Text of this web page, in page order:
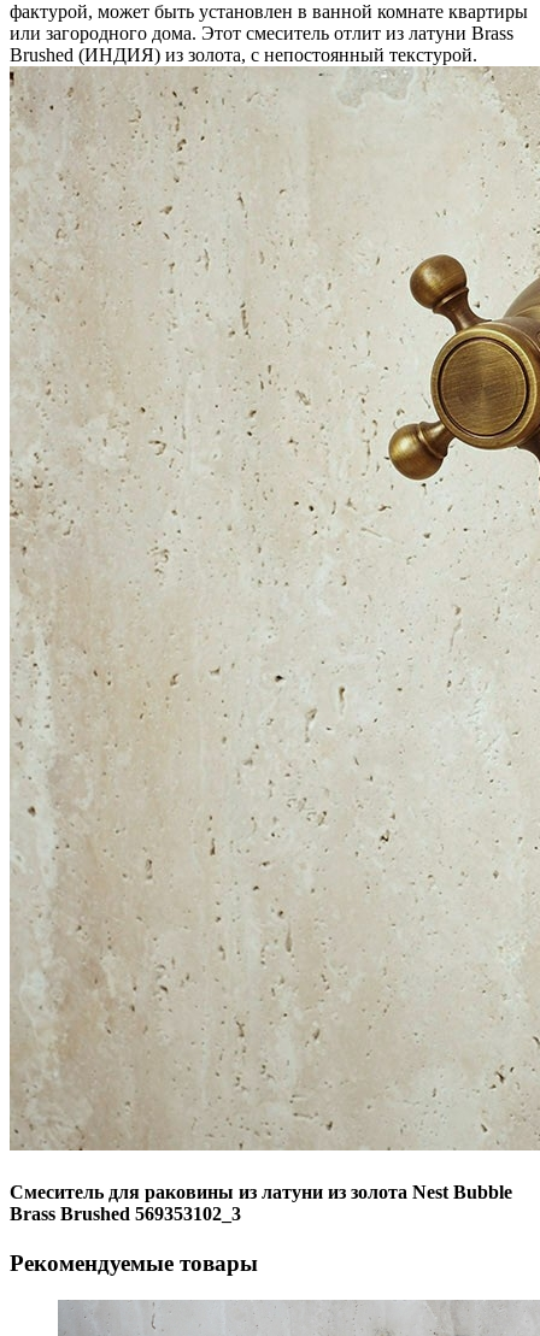
фактурой, может быть установлен в ванной комнате квартиры
или загородного дома. Этот смеситель отлит из латуни Brass
Brushed (ИНДИЯ) из золота, c непостоянный текстурой.
Смеситель для раковины из латуни из золота Nest Bubble
Brass Brushed 569353102_3
Рекомендуемые товары